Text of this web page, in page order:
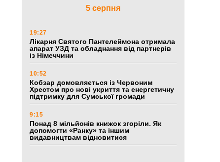
5 серпня
19:27
Лікарня Святого Пантелеймона отримала
апарат УЗД та обладнання від партнерів
із Німеччини
10:52
Кобзар домовляється із Червоним
Хрестом про нові укриття та енергетичну
підтримку для Сумської громади
9:15
Понад 8 мільйонів книжок згоріли. Як
допомогти «Ранку» та іншим
видавництвам відновитися